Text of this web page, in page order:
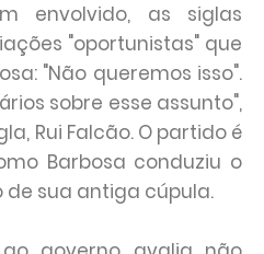
envolvido, as siglas
"oportunistas" que
"Não queremos isso".
sobre esse assunto",
Rui Falcão. O partido é
Barbosa conduziu o
sua antiga cúpula.